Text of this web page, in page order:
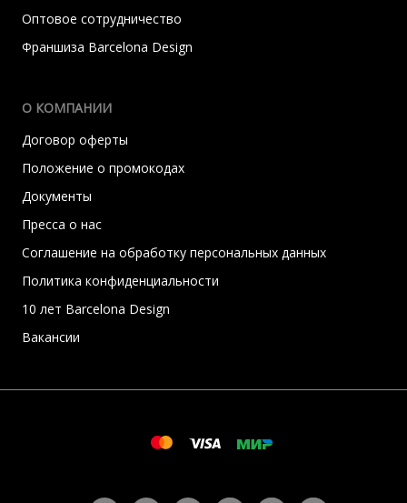
Оптовое сотрудничество
Франшиза Barcelona Design
О КОМПАНИИ
Договор оферты
Положение о промокодах
Документы
Пресса о нас
Соглашение на обработку персональных данных
Политика конфиденциальности
10 лет Barcelona Design
Вакансии